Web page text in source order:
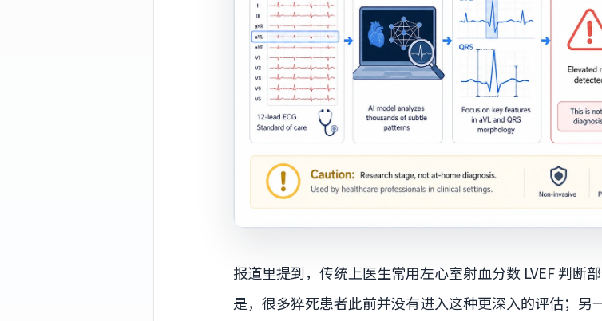
报道里提到，传统上医生常用左心室射血分数 LVEF 判断
是，很多猝死患者此前并没有进入这种更深入的评估；另